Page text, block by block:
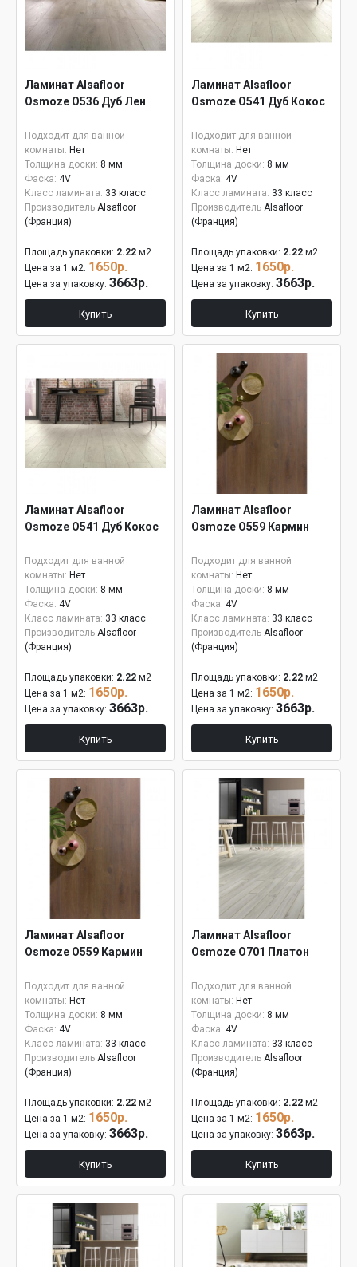
Ламинат Alsafloor
Osmoze O536 Дуб Лен
Подходит для ванной
комнаты: Нет
Толщина доски: 8 мм
Фаска: 4V
Класс ламината: 33 класс
Производитель Alsafloor
(Франция)
Площадь упаковки: 2.22 м2
Цена за 1 м2: 1650р.
Цена за упаковку: 3663р.
Купить
Ламинат Alsafloor
Osmoze O541 Дуб Кокос
Подходит для ванной
комнаты: Нет
Толщина доски: 8 мм
Фаска: 4V
Класс ламината: 33 класс
Производитель Alsafloor
(Франция)
Площадь упаковки: 2.22 м2
Цена за 1 м2: 1650р.
Цена за упаковку: 3663р.
Купить
Ламинат Alsafloor
Osmoze O541 Дуб Кокос
Подходит для ванной
комнаты: Нет
Толщина доски: 8 мм
Фаска: 4V
Класс ламината: 33 класс
Производитель Alsafloor
(Франция)
Площадь упаковки: 2.22 м2
Цена за 1 м2: 1650р.
Цена за упаковку: 3663р.
Купить
Ламинат Alsafloor
Osmoze О559 Кармин
Подходит для ванной
комнаты: Нет
Толщина доски: 8 мм
Фаска: 4V
Класс ламината: 33 класс
Производитель Alsafloor
(Франция)
Площадь упаковки: 2.22 м2
Цена за 1 м2: 1650р.
Цена за упаковку: 3663р.
Купить
Ламинат Alsafloor
Osmoze О559 Кармин
Подходит для ванной
комнаты: Нет
Толщина доски: 8 мм
Фаска: 4V
Класс ламината: 33 класс
Производитель Alsafloor
(Франция)
Площадь упаковки: 2.22 м2
Цена за 1 м2: 1650р.
Цена за упаковку: 3663р.
Купить
Ламинат Alsafloor
Osmoze О701 Платон
Подходит для ванной
комнаты: Нет
Толщина доски: 8 мм
Фаска: 4V
Класс ламината: 33 класс
Производитель Alsafloor
(Франция)
Площадь упаковки: 2.22 м2
Цена за 1 м2: 1650р.
Цена за упаковку: 3663р.
Купить